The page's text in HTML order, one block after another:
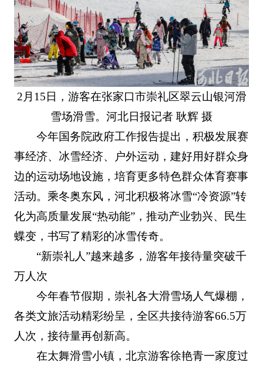
2月15日，游客在张家口市崇礼区翠云山银河滑
雪场滑雪。河北日报记者 耿辉 摄
今年国务院政府工作报告提出，积极发展赛
事经济、冰雪经济、户外运动，建好用好群众身
边的运动场地设施，培育更多特色群众体育赛事
活动。乘冬奥东风，河北积极将冰雪“冷资源”转
化为高质量发展“热动能”，推动产业勃兴、民生
蝶变，书写了精彩的冰雪传奇。
“新崇礼人”越来越多，游客年接待量突破千
万人次
今年春节假期，崇礼各大滑雪场人气爆棚，
各类文旅活动精彩纷呈，全区共接待游客66.5万
人次，接待量再创新高。
在太舞滑雪小镇，北京游客徐艳青一家度过